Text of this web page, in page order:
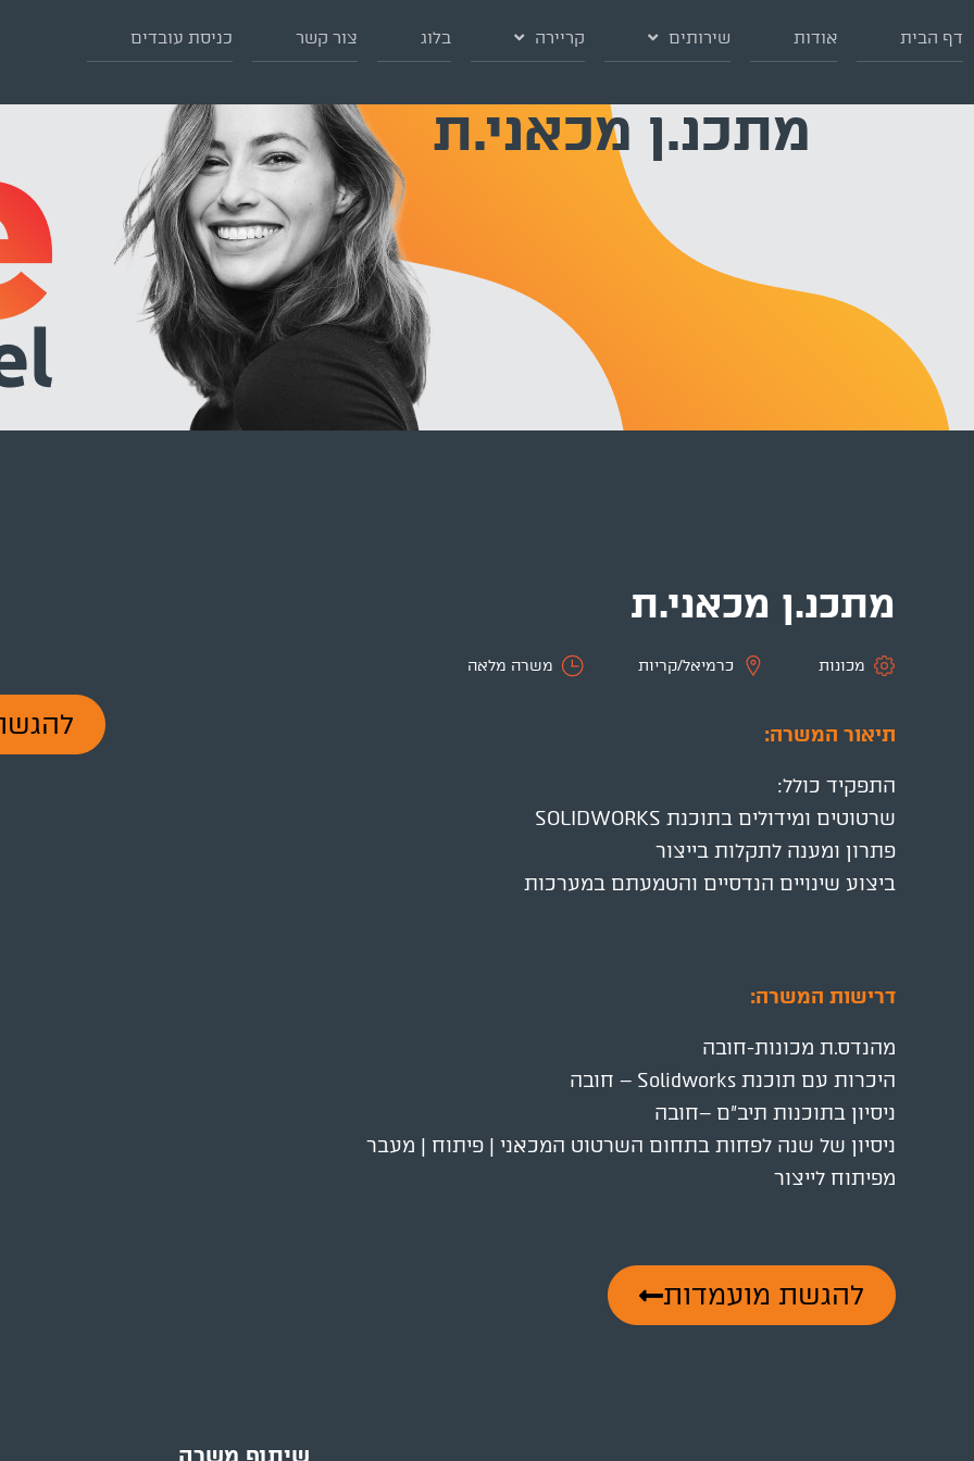
דף הבית אודות שירותים קריירה בלוג צור קשר כניסת עובדים
מתכנ.ן מכאני.ת
מתכנ.ן מכאני.ת
מכונות כרמיאל/קריות משרה מלאה
תיאור המשרה:
התפקיד כולל:
שרטוטים ומידולים בתוכנת SOLIDWORKS
פתרון ומענה לתקלות בייצור
ביצוע שינויים הנדסיים והטמעתם במערכות
דרישות המשרה:
מהנדס.ת מכונות-חובה
היכרות עם תוכנת Solidworks – חובה
ניסיון בתוכנות תיב"ם –חובה
ניסיון של שנה לפחות בתחום השרטוט המכאני | פיתוח | מעבר
מפיתוח לייצור
להגשת מועמדות
שיתוף משרה